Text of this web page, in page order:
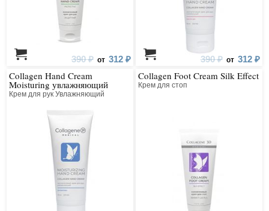
390 ₽ от 312 ₽ 390 ₽ от 312 ₽
Collagen Hand Cream
Moisturing увлажняющий
Крем для рук Увлажняющий
Collagen Foot Cream Silk Effect
Крем для стоп